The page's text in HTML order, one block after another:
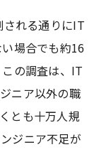
される通りにIT
場合でも約16
の調査は、IT
ニア以外の職
とも十万人規
ジニア不足が